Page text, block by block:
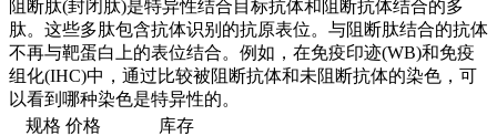
阻断肽(封闭肽)是特异性结合目标抗体和阻断抗体结合的多
肽。这些多肽包含抗体识别的抗原表位。与阻断肽结合的抗体
不再与靶蛋白上的表位结合。例如，在免疫印迹(WB)和免疫
组化(IHC)中，通过比较被阻断抗体和未阻断抗体的染色，可
以看到哪种染色是特异性的。
规格 价格
库存